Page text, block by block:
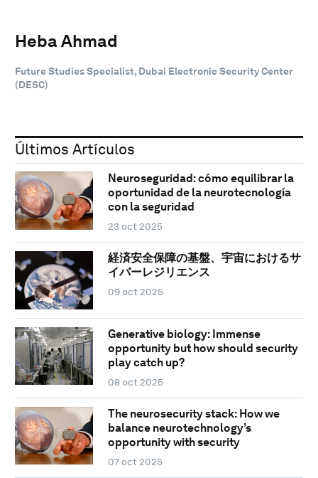
Heba Ahmad
Future Studies Specialist, Dubai Electronic Security Center
(DESC)
Últimos Artículos
Neuroseguridad: cómo equilibrar la
oportunidad de la neurotecnología
con la seguridad
23 oct 2025
経済安全保障の基盤、宇宙におけるサ
イバーレジリエンス
09 oct 2025
Generative biology: Immense
opportunity but how should security
play catch up?
08 oct 2025
The neurosecurity stack: How we
balance neurotechnology’s
opportunity with security
07 oct 2025